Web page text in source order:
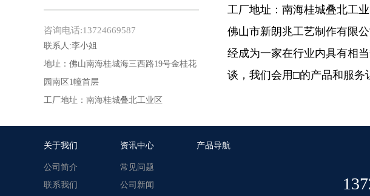
工厂地址：南海桂城叠北工
佛山市新朗兆工艺制作有限
经成为一家在行业内具有相
谈，我们会用□的产品和服务
咨询电话:13724669587
联系人:李小姐
地址：佛山南海桂城海三西路19号金桂花
园南区1幢首层
工厂地址：南海桂城叠北工业区
关于我们
公司简介
联系我们
资讯中心
常见问题
公司新闻
产品导航